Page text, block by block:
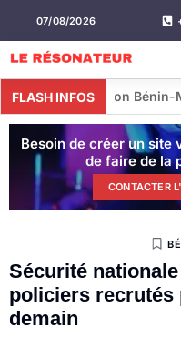
07/08/2026
FLASH INFOS
Bénin-Maroc : les 14
Besoin de créer un site
de faire de la
CONTACTER
Sécurité
policiers recrutés
demain